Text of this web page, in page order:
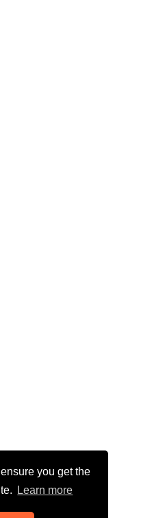
you get the
Learn more